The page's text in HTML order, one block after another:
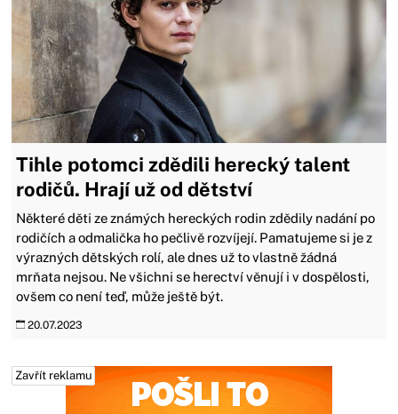
Tihle potomci zdědili herecký talent
rodičů. Hrají už od dětství
Některé děti ze známých hereckých rodin zdědily nadání po
rodičích a odmalička ho pečlivě rozvíjejí. Pamatujeme si je z
výrazných dětských rolí, ale dnes už to vlastně žádná
mrňata nejsou. Ne všichni se herectví věnují i v dospělosti,
ovšem co není teď, může ještě být.
20.07.2023
Zavřít reklamu